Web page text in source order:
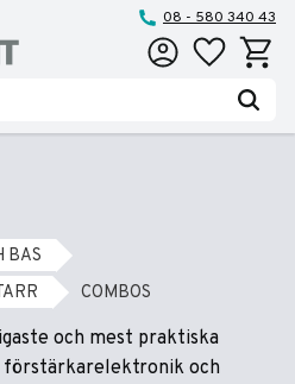
08 - 580 340 43
Favoriter
BAS
COMBOS
och mest praktiska
och